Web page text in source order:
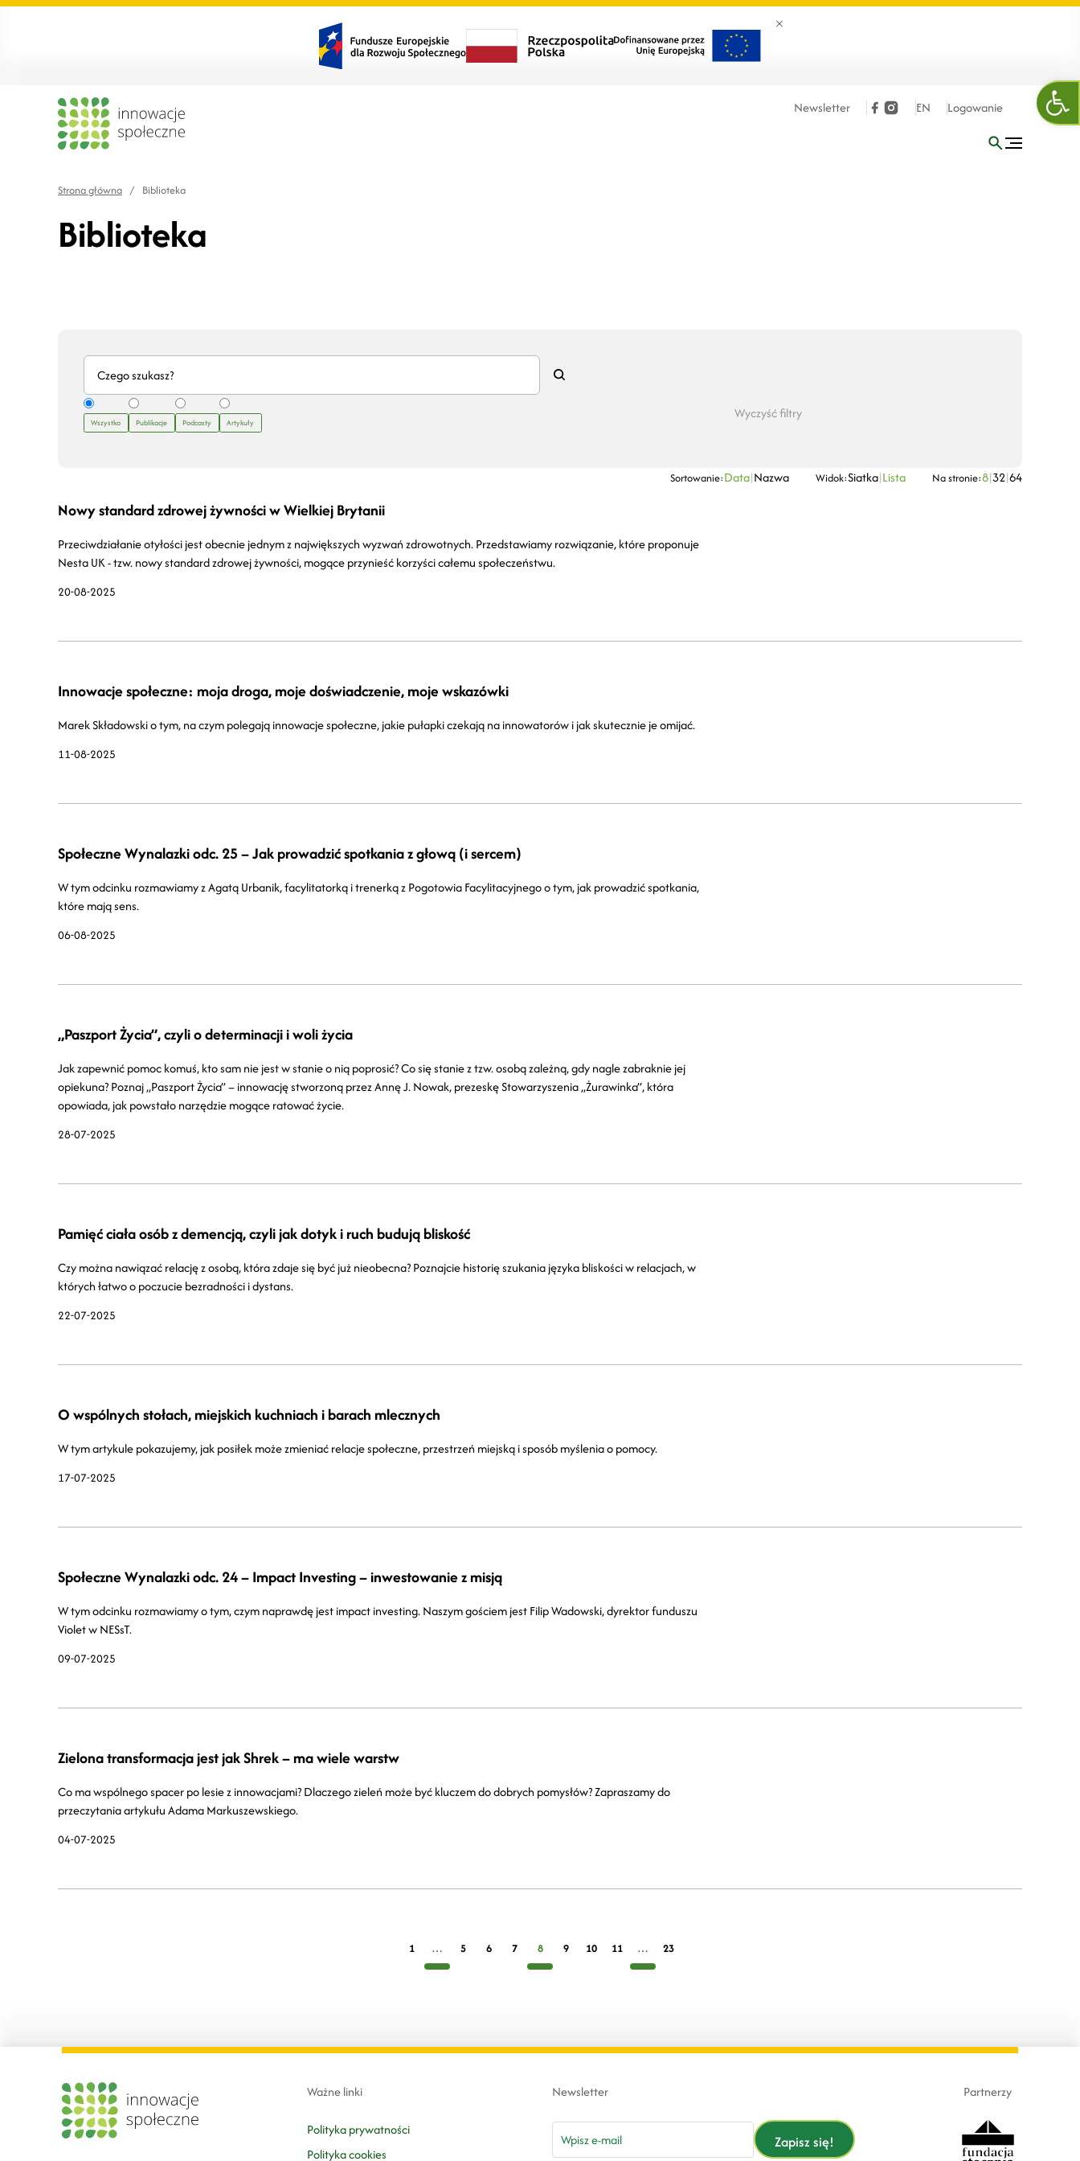
Zamknij banner
Newsletter EN Logowanie
Strona główna / Biblioteka
Biblioteka
Wszystko Publikacje Podcasty Artykuły
Wyczyść filtry
Sortowanie:Data|Nazwa Widok:Siatka|Lista Na stronie:8|32|64
20-08-2025
Nowy standard zdrowej żywności w Wielkiej Brytanii
Przeciwdziałanie otyłości jest obecnie jednym z największych wyzwań zdrowotnych. Przedstawiamy rozwiązanie, które proponuje
Nesta UK - tzw. nowy standard zdrowej żywności, mogące przynieść korzyści całemu społeczeństwu.
11-08-2025
Innowacje społeczne: moja droga, moje doświadczenie, moje wskazówki
Marek Składowski o tym, na czym polegają innowacje społeczne, jakie pułapki czekają na innowatorów i jak skutecznie je omijać.
06-08-2025
Społeczne Wynalazki odc. 25 – Jak prowadzić spotkania z głową (i sercem)
W tym odcinku rozmawiamy z Agatą Urbanik, facylitatorką i trenerką z Pogotowia Facylitacyjnego o tym, jak prowadzić spotkania,
które mają sens.
28-07-2025
„Paszport Życia”, czyli o determinacji i woli życia
Jak zapewnić pomoc komuś, kto sam nie jest w stanie o nią poprosić? Co się stanie z tzw. osobą zależną, gdy nagle zabraknie jej
opiekuna? Poznaj „Paszport Życia” – innowację stworzoną przez Annę J. Nowak, prezeskę Stowarzyszenia „Żurawinka”, która
opowiada, jak powstało narzędzie mogące ratować życie.
22-07-2025
Pamięć ciała osób z demencją, czyli jak dotyk i ruch budują bliskość
Czy można nawiązać relację z osobą, która zdaje się być już nieobecna? Poznajcie historię szukania języka bliskości w relacjach, w
których łatwo o poczucie bezradności i dystans.
17-07-2025
O wspólnych stołach, miejskich kuchniach i barach mlecznych
W tym artykule pokazujemy, jak posiłek może zmieniać relacje społeczne, przestrzeń miejską i sposób myślenia o pomocy.
09-07-2025
Społeczne Wynalazki odc. 24 – Impact Investing – inwestowanie z misją
W tym odcinku rozmawiamy o tym, czym naprawdę jest impact investing. Naszym gościem jest Filip Wadowski, dyrektor funduszu
Violet w NESsT.
04-07-2025
Zielona transformacja jest jak Shrek – ma wiele warstw
Co ma wspólnego spacer po lesie z innowacjami? Dlaczego zieleń może być kluczem do dobrych pomysłów? Zapraszamy do
przeczytania artykułu Adama Markuszewskiego.
1 … 5 6 7 8 9 10 11 … 23
Ważne linki
Polityka prywatności
Polityka cookies
Newsletter
email
Zapisz się!
Partnerzy